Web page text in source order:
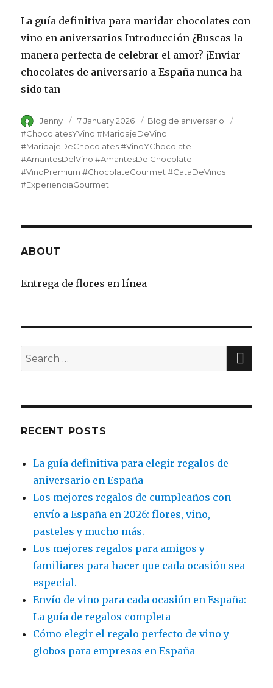
La guía definitiva para maridar chocolates con
vino en aniversarios Introducción ¿Buscas la
manera perfecta de celebrar el amor? ¡Enviar
chocolates de aniversario a España nunca ha
sido tan
Author
Jenny
Posted
on
7 January 2026 Category
Blog de aniversario
#ChocolatesYVino #MaridajeDeVino
#MaridajeDeChocolates #VinoYChocolate
#AmantesDelVino #AmantesDelChocolate
#VinoPremium #ChocolateGourmet #CataDeVinos
#ExperienciaGourmet
ABOUT
Entrega de flores en línea
Search
for:
RECENT POSTS
La guía definitiva para elegir regalos de
aniversario en España
Los mejores regalos de cumpleaños con
envío a España en 2026: flores, vino,
pasteles y mucho más.
Los mejores regalos para amigos y
familiares para hacer que cada ocasión sea
especial.
Envío de vino para cada ocasión en España:
La guía de regalos completa
Cómo elegir el regalo perfecto de vino y
globos para empresas en España